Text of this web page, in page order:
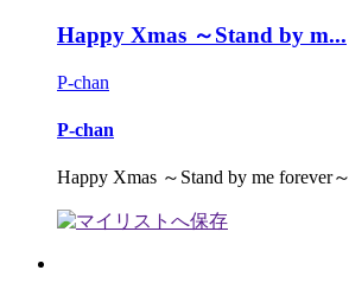
Happy Xmas ～Stand by m...
P-chan
P-chan
Happy Xmas ～Stand by me forever～